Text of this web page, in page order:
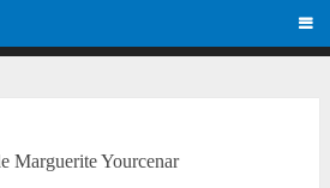
Marguerite Yourcenar